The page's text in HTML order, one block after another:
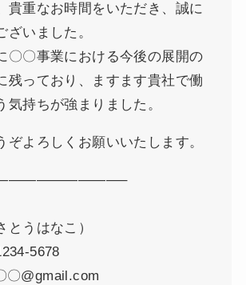
貴重なお時間をいただき、誠に
ざいました。
〇〇事業における今後の展開の
残っており、ますます貴社で働
気持ちが強まりました。
ぞよろしくお願いいたします。
とうはなこ）
5678
〇@gmail.com